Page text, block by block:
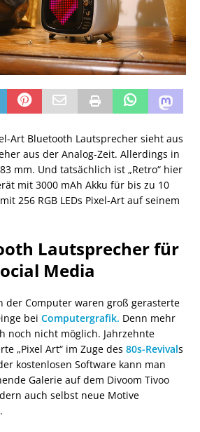
Art Bluetooth Lautsprecher sieht aus
aus der Analog-Zeit. Allerdings in
mm. Und tatsächlich ist „Retro“ hier
mit 3000 mAh Akku für bis zu 10
256 RGB LEDs Pixel-Art auf seinem
Lautsprecher für
Media
der Computer waren groß gerasterte
bei Computergrafik. Denn mehr
noch nicht möglich. Jahrzehnte
„Pixel Art“ im Zuge des 80s-Revivals
kostenlosen Software kann man
Galerie auf dem Divoom Tivoo
auch selbst neue Motive